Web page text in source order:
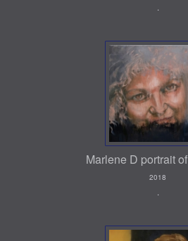
.
Marlene D portrait
2018
.